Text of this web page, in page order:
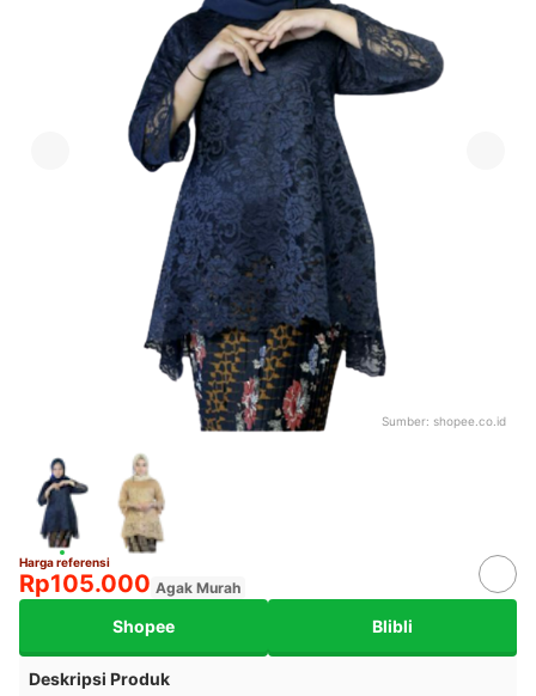
Sumber: shopee.co.id
Harga referensi
Rp105.000 Agak Murah
Shopee Blibli
Deskripsi Produk